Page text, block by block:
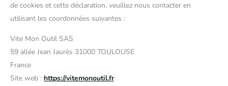
de cookies et cette déclaration, veuillez nous contacter en
utilisant les coordonnées suivantes :
Vite Mon Outil SAS
59 allée Jean Jaurès 31000 TOULOUSE
France
Site web : https://vitemonoutil.fr